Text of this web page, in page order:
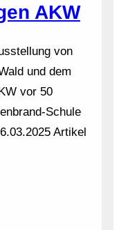
AKW
von
und dem
vor 50
Schule
Artikel